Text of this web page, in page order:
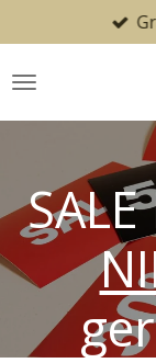
direct
naar